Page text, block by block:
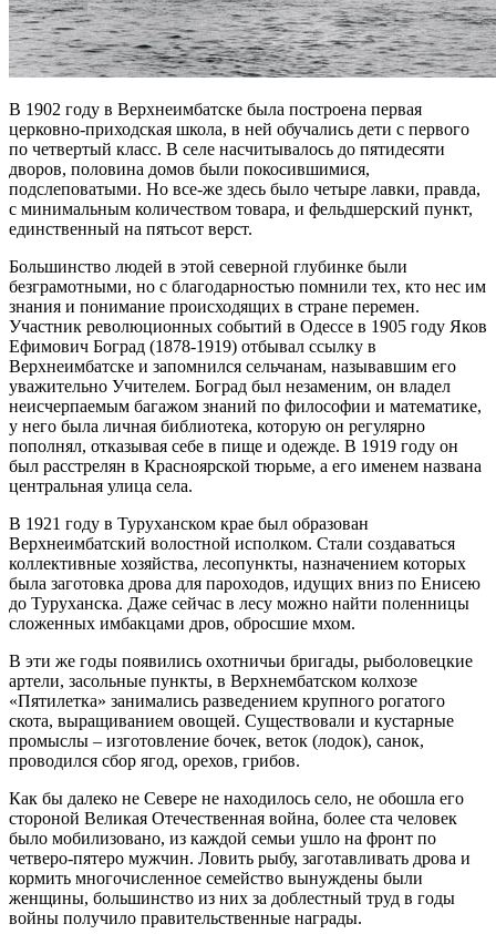
В 1902 году в Верхнеимбатске была построена первая
церковно-приходская школа, в ней обучались дети с первого
по четвертый класс. В селе насчитывалось до пятидесяти
дворов, половина домов были покосившимися,
подслеповатыми. Но все-же здесь было четыре лавки, правда,
с минимальным количеством товара, и фельдшерский пункт,
единственный на пятьсот верст.
Большинство людей в этой северной глубинке были
безграмотными, но с благодарностью помнили тех, кто нес им
знания и понимание происходящих в стране перемен.
Участник революционных событий в Одессе в 1905 году Яков
Ефимович Боград (1878-1919) отбывал ссылку в
Верхнеимбатске и запомнился сельчанам, называвшим его
уважительно Учителем. Боград был незаменим, он владел
неисчерпаемым багажом знаний по философии и математике,
у него была личная библиотека, которую он регулярно
пополнял, отказывая себе в пище и одежде. В 1919 году он
был расстрелян в Красноярской тюрьме, а его именем названа
центральная улица села.
В 1921 году в Туруханском крае был образован
Верхнеимбатский волостной исполком. Стали создаваться
коллективные хозяйства, лесопункты, назначением которых
была заготовка дрова для пароходов, идущих вниз по Енисею
до Туруханска. Даже сейчас в лесу можно найти поленницы
сложенных имбакцами дров, обросшие мхом.
В эти же годы появились охотничьи бригады, рыболовецкие
артели, засольные пункты, в Верхнембатском колхозе
«Пятилетка» занимались разведением крупного рогатого
скота, выращиванием овощей. Существовали и кустарные
промыслы – изготовление бочек, веток (лодок), санок,
проводился сбор ягод, орехов, грибов.
Как бы далеко не Севере не находилось село, не обошла его
стороной Великая Отечественная война, более ста человек
было мобилизовано, из каждой семьи ушло на фронт по
четверо-пятеро мужчин. Ловить рыбу, заготавливать дрова и
кормить многочисленное семейство вынуждены были
женщины, большинство из них за доблестный труд в годы
войны получило правительственные награды.